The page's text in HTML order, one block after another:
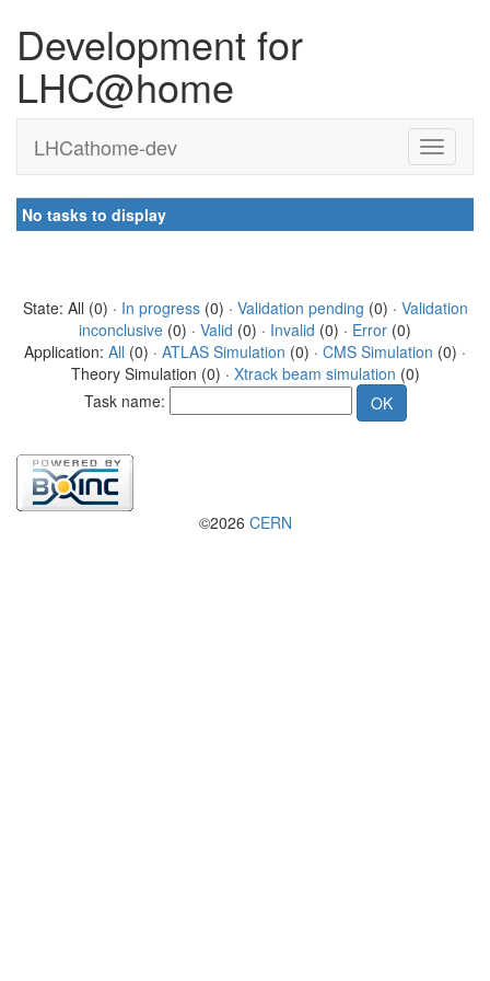
Development for
LHC@home
LHCathome-dev
No tasks to display
State: All (0) · In progress(0) · Validation pending (0) · Validation
inconclusive (0) · Valid (0) · Invalid (0) · Error (0)
Application: All (0) · ATLAS Simulation (0) · CMS Simulation (0) ·
Theory Simulation (0) · Xtrack beam simulation (0)
Task name:
©2026 CERN